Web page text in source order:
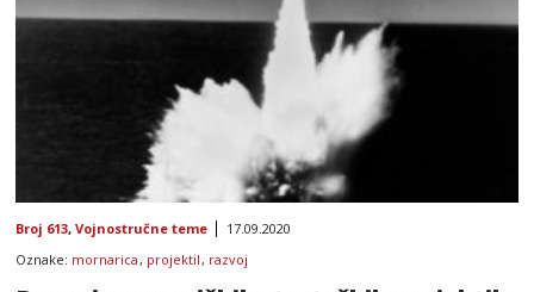
Broj 613, Vojnostručne teme
17.09.2020
Oznake: mornarica, projektil, razvoj